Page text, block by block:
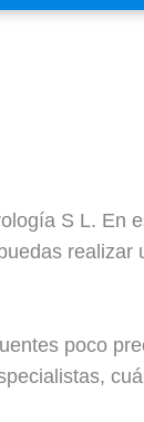
S L. En
realizar
poco